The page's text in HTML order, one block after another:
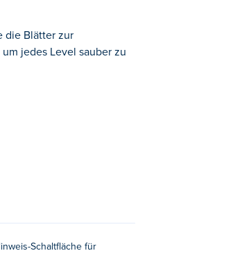
die Blätter zur
jedes Level sauber zu
richtige Stelle setzen
Schaltfläche, um Hilfe
Schaltfläche für